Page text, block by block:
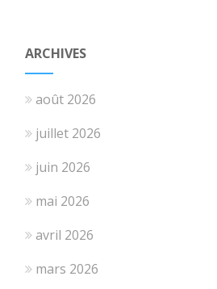
ARCHIVES
août 2026
juillet 2026
juin 2026
mai 2026
avril 2026
mars 2026